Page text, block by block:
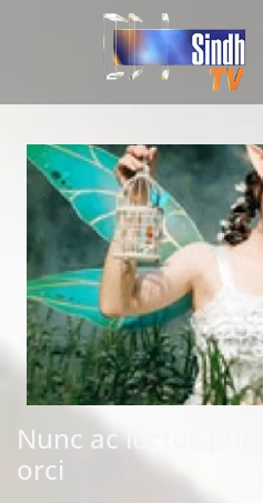
Nunc ac luctus
orci